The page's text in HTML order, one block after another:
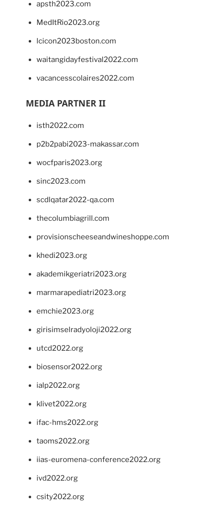
apsth2023.com
MedItRio2023.org
lcicon2023boston.com
waitangidayfestival2022.com
vacancesscolaires2022.com
MEDIA PARTNER II
isth2022.com
p2b2pabi2023-makassar.com
wocfparis2023.org
sinc2023.com
scdlqatar2022-qa.com
thecolumbiagrill.com
provisionscheeseandwineshoppe.com
khedi2023.org
akademikgeriatri2023.org
marmarapediatri2023.org
emchie2023.org
girisimselradyoloji2022.org
utcd2022.org
biosensor2022.org
ialp2022.org
klivet2022.org
ifac-hms2022.org
taoms2022.org
iias-euromena-conference2022.org
ivd2022.org
csity2022.org